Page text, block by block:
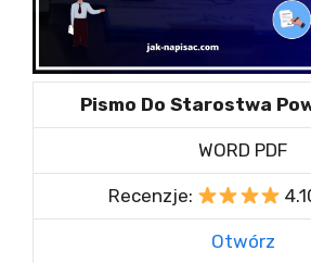
Pismo Do Starostwa
WORD PDF
Recenzje:
Otwórz